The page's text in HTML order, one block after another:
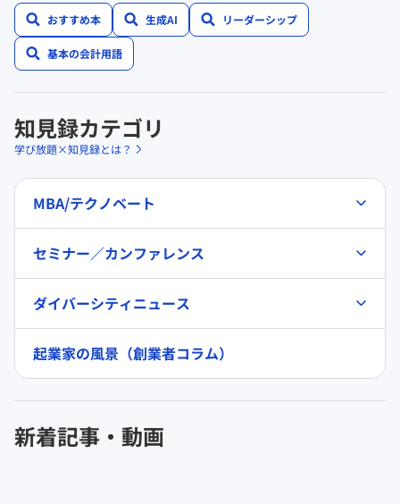
おすすめ本 生成AI リーダーシップ
基本の会計用語
知見録カテゴリ
学び放題×知見録とは？
MBA/テクノベート
セミナー／カンファレンス
ダイバーシティニュース
起業家の風景（創業者コラム）
新着記事・動画